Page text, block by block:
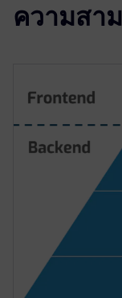
ความสา